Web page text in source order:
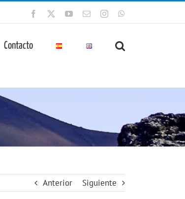
Facebook YouTube
CorreoInstagram
Contacto
Anterior Siguiente